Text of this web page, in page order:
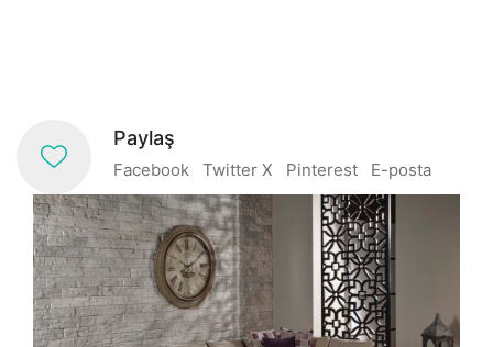
Paylaş
Facebook Twitter X Pinterest E-posta